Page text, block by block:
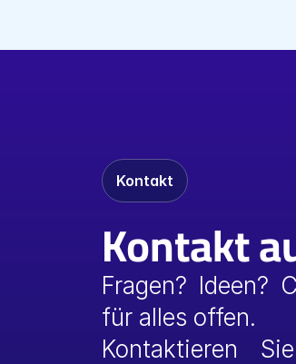
Kontakt
Kontakt
Fragen? Ideen?
für alles offen.
Kontaktieren